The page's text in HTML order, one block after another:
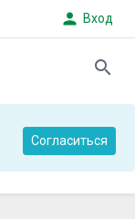
person Вход
search
Согласиться